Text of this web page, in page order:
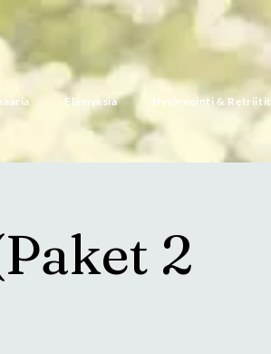
Elämyksiä Hyvinvointi & Retriitit
2